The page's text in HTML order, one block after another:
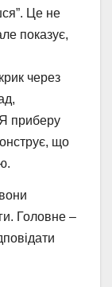
Це не
показує,
через
приберу
що
Головне –